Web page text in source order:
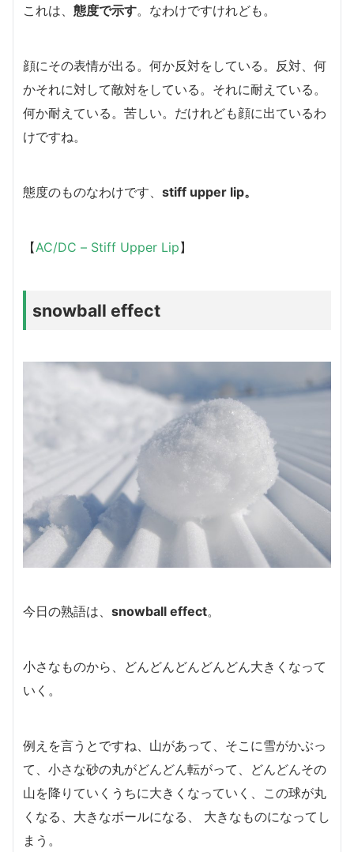
これは、 態度で示す。なわけですけれども。
顔にその表情が出る。何か反対をしている。反対、何
かそれに対して敵対をしている。それに耐えている。
何か耐えている。苦しい。だけれども顔に出ているわ
けですね。
態度のものなわけです、 stiff upper lip。
【AC/DC – Stiff Upper Lip】
snowball effect
今日の熟語は、 snowball effect。
小さなものから、どんどんどんどんどん大きくなって
いく。
例えを言うとですね、山があって、そこに雪がかぶっ
て、小さな砂の丸がどんどん転がって、どんどんその
山を降りていくうちに大きくなっていく、この球が丸
くなる、大きなボールになる、 大きなものになってし
まう。